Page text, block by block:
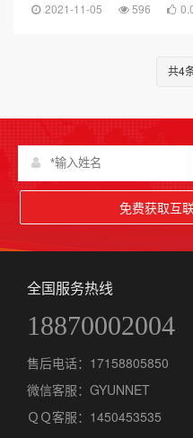
后期有误，
2021-11-05 596
共4
免费获取互
全国服务热线
18870002004
售后电话： 17158805850
微信客服： GYUNNET
ＱＱ客服：1450453535